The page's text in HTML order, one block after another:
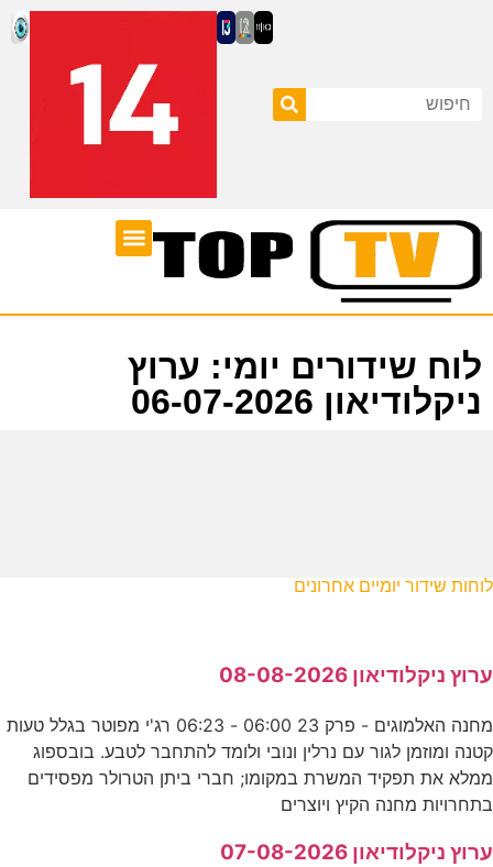
לוח שידורים יומי: ערוץ
ניקלודיאון 06-07-2026
לוחות שידור יומיים אחרונים
ערוץ ניקלודיאון 08-08-2026
מחנה האלמוגים - פרק 23 06:00 - 06:23 רג'י מפוטר בגלל טעות
קטנה ומוזמן לגור עם נרלין ונובי ולומד להתחבר לטבע. בובספוג
ממלא את תפקיד המשרת במקומו; חברי ביתן הטרולר מפסידים
בתחרויות מחנה הקיץ ויוצרים
ערוץ ניקלודיאון 07-08-2026